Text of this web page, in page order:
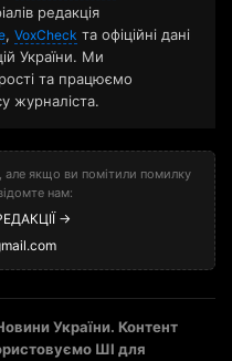
редакція
, VoxCheck та офіційні дані
України. Ми
та працюємо
журналіста.
але якщо ви помітили помилку
нам:
→
України. Контент
ШІ для